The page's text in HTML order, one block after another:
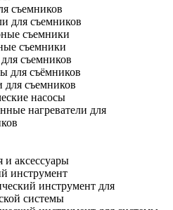
съемников
для съемников
съемники
съемники
съемников
для съёмников
съемников
насосы
нагреватели для
и аксессуары
инструмент
инструмент для
системы